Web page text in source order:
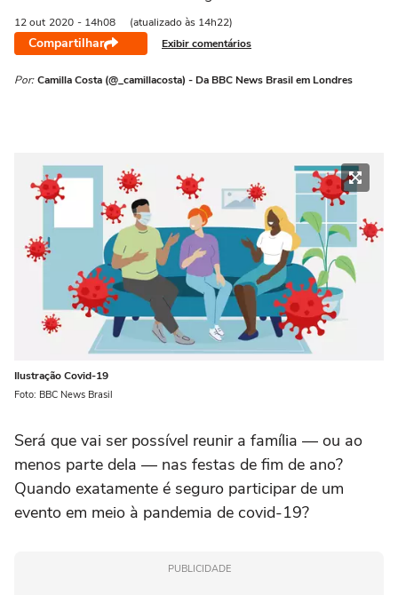
12 out 2020 - 14h08 (atualizado às 14h22)
Compartilhar Exibir comentários
Por: Camilla Costa (@_camillacosta) - Da BBC News Brasil em Londres
Ilustração Covid-19
Foto: BBC News Brasil
Será que vai ser possível reunir a família — ou ao
menos parte dela — nas festas de fim de ano?
Quando exatamente é seguro participar de um
evento em meio à pandemia de covid-19?
PUBLICIDADE